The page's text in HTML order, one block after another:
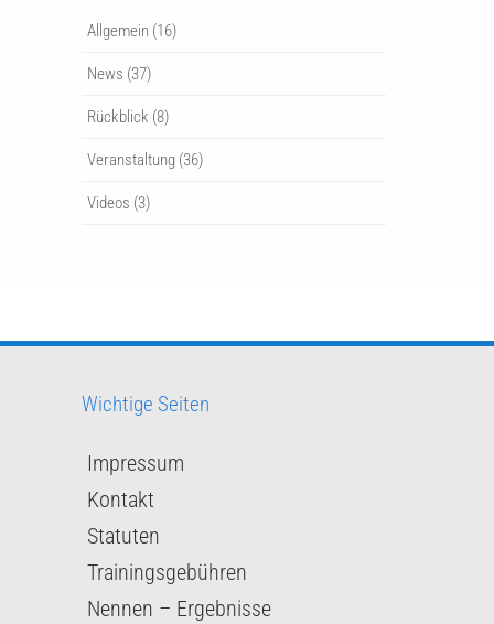
Allgemein (16)
News (37)
Rückblick (8)
Veranstaltung (36)
Videos (3)
Wichtige Seiten
Impressum
Kontakt
Statuten
Trainingsgebühren
Nennen – Ergebnisse